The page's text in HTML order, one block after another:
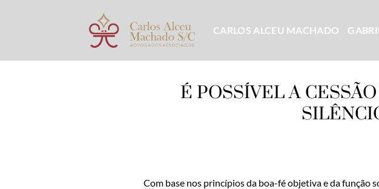
CARLOS ALCEU MACHADO
É POSSÍVEL A
Com base nos princípios da boa-fé objetiva e da função